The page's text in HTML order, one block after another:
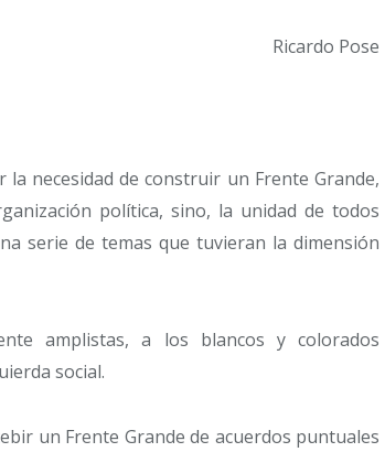
Ricardo Pose
necesidad de construir un Frente Grande,
política, sino, la unidad de todos
serie de temas que tuvieran la dimensión
amplistas, a los blancos y colorados
social.
un Frente Grande de acuerdos puntuales